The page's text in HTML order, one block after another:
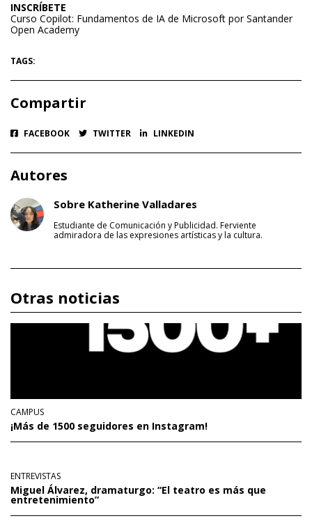
INSCRÍBETE
Curso Copilot: Fundamentos de IA de Microsoft por Santander
Open Academy
TAGS:
Compartir
FACEBOOK TWITTER LINKEDIN
Autores
Sobre Katherine Valladares
Estudiante de Comunicación y Publicidad. Ferviente
admiradora de las expresiones artísticas y la cultura.
Otras noticias
CAMPUS
¡Más de 1500 seguidores en Instagram!
ENTREVISTAS
Miguel Álvarez, dramaturgo: “El teatro es más que
entretenimiento”